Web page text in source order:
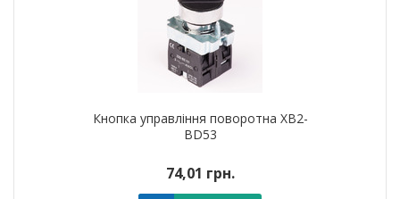
Кнопка управління поворотна XB2-
BD53
74,01 грн.